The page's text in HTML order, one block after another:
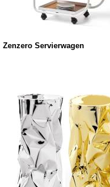
Zenzero Servierwagen